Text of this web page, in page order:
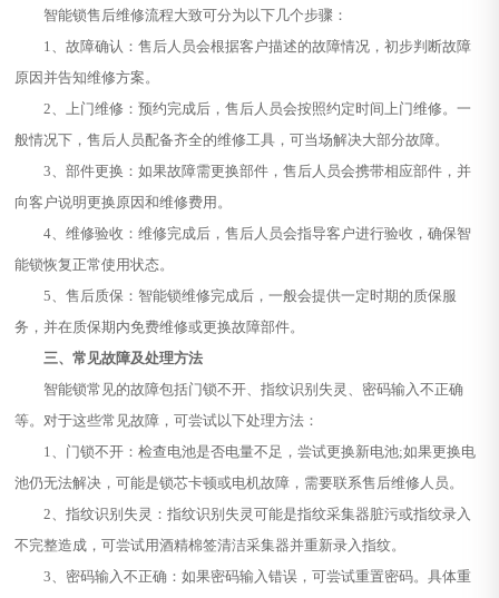
智能锁售后维修流程大致可分为以下几个步骤：
1、故障确认：售后人员会根据客户描述的故障情况，初步判断故障
原因并告知维修方案。
2、上门维修：预约完成后，售后人员会按照约定时间上门维修。一
般情况下，售后人员配备齐全的维修工具，可当场解决大部分故障。
3、部件更换：如果故障需更换部件，售后人员会携带相应部件，并
向客户说明更换原因和维修费用。
4、维修验收：维修完成后，售后人员会指导客户进行验收，确保智
能锁恢复正常使用状态。
5、售后质保：智能锁维修完成后，一般会提供一定时期的质保服
务，并在质保期内免费维修或更换故障部件。
三、常见故障及处理方法
智能锁常见的故障包括门锁不开、指纹识别失灵、密码输入不正确
等。对于这些常见故障，可尝试以下处理方法：
1、门锁不开：检查电池是否电量不足，尝试更换新电池;如果更换电
池仍无法解决，可能是锁芯卡顿或电机故障，需要联系售后维修人员。
2、指纹识别失灵：指纹识别失灵可能是指纹采集器脏污或指纹录入
不完整造成，可尝试用酒精棉签清洁采集器并重新录入指纹。
3、密码输入不正确：如果密码输入错误，可尝试重置密码。具体重